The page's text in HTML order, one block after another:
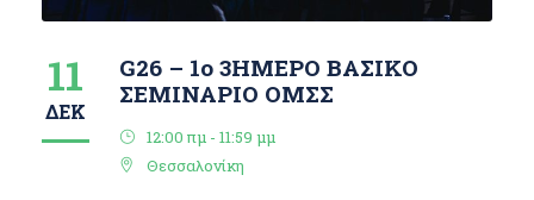
11
ΔΕΚ
G26 – 1ο 3ΗΜΕΡΟ ΒΑΣΙΚΟ
ΣΕΜΙΝΑΡΙΟ ΟΜΣΣ
12:00 πμ - 11:59 μμ
Θεσσαλονίκη